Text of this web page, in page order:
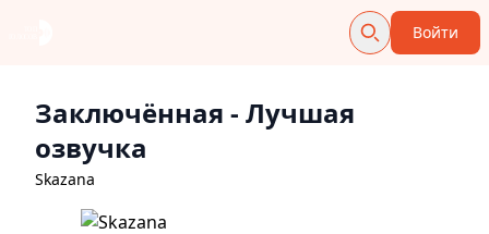
Войти
Заключённая - Лучшая
озвучка
Skazana